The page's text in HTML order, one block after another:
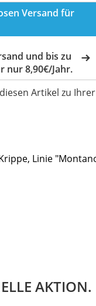
Versand für
und bis zu
nur 8,90€/Jahr.
Artikel zu Ihrer
Linie
AKTION.